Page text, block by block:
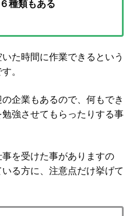
種類もある
た時間に作業できるという
。
企業もあるので、何もでき
強させてもらったりする事
を受けた事がありますの
る方に、注意点だけ挙げて